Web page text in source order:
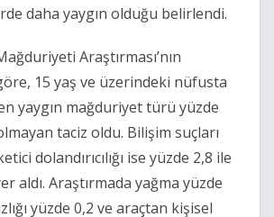
daha yaygın olduğu belirlendi.
Araştırması’nın
15 yaş ve üzerindeki nüfusta
yaygın mağduriyet türü yüzde
taciz oldu. Bilişim suçları
dolandırıcılığı ise yüzde 2,8 ile
aldı. Araştırmada yağma yüzde
yüzde 0,2 ve araçtan kişisel